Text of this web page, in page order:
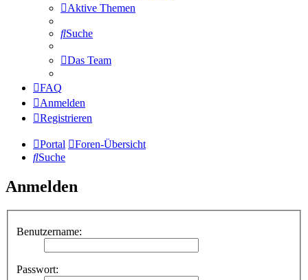
Aktive Themen
Suche
Das Team
FAQ
Anmelden
Registrieren
Portal
Foren-Übersicht
Suche
Anmelden
Benutzername:
Passwort: